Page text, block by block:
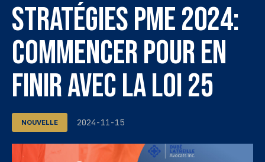
Stratégies PME 2024:
commencer pour en
finir avec la Loi 25
NOUVELLE 2024-11-15